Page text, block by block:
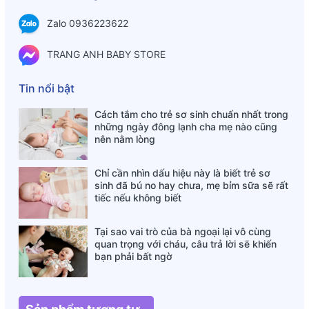
Với những âm thanh êm dịu, dễ nghe bé có thể dễ dàng
cảm thụ âm thanh, đồng thời phát triển trí thông minh và
khả năng tưởng tượng, kích thích tinh thần và cảm xúc của
bé yêu.
Việc gõ đàn sẽ giúp bé tập vận động các ngón tay và cơ
tay linh hoạt, bên cạnh đấy giúp bé luyện được khả năng
cầm, nắm, gõ.
8 sắc màu tương ứng 8 nốt nhạc sinh động, cộng thêm màu
sắc hiện đại bắt mắt kích thích sự sáng tạo của trẻ, bé có
thể tạo ra những giai điệu của riêng mình.
Bộ đàn gõ 8 âm thanh Toys House còn được trang bị dây
kéo và có bánh xe di chuyển, bé có thể thực hiện các thao
tác đẩy, kéo rèn luyện sự linh hoạt của đôi tay.
Việc học tập thông qua các công cụ hỗ trợ như này còn
giúp bé tự tạo tính độc lập, kiên trì cho bản thân.
Zalo 0936223622
TRANG ANH BABY STORE
Tin nổi bật
Cách tắm cho trẻ sơ sinh chuẩn nhất trong
những ngày đông lạnh cha mẹ nào cũng
nên nằm lòng
Chỉ cần nhìn dấu hiệu này là biết trẻ sơ
sinh đã bú no hay chưa, mẹ bỉm sữa sẽ rất
tiếc nếu không biết
Tại sao vai trò của bà ngoại lại vô cùng
quan trọng với cháu, câu trả lời sẽ khiến
bạn phải bất ngờ